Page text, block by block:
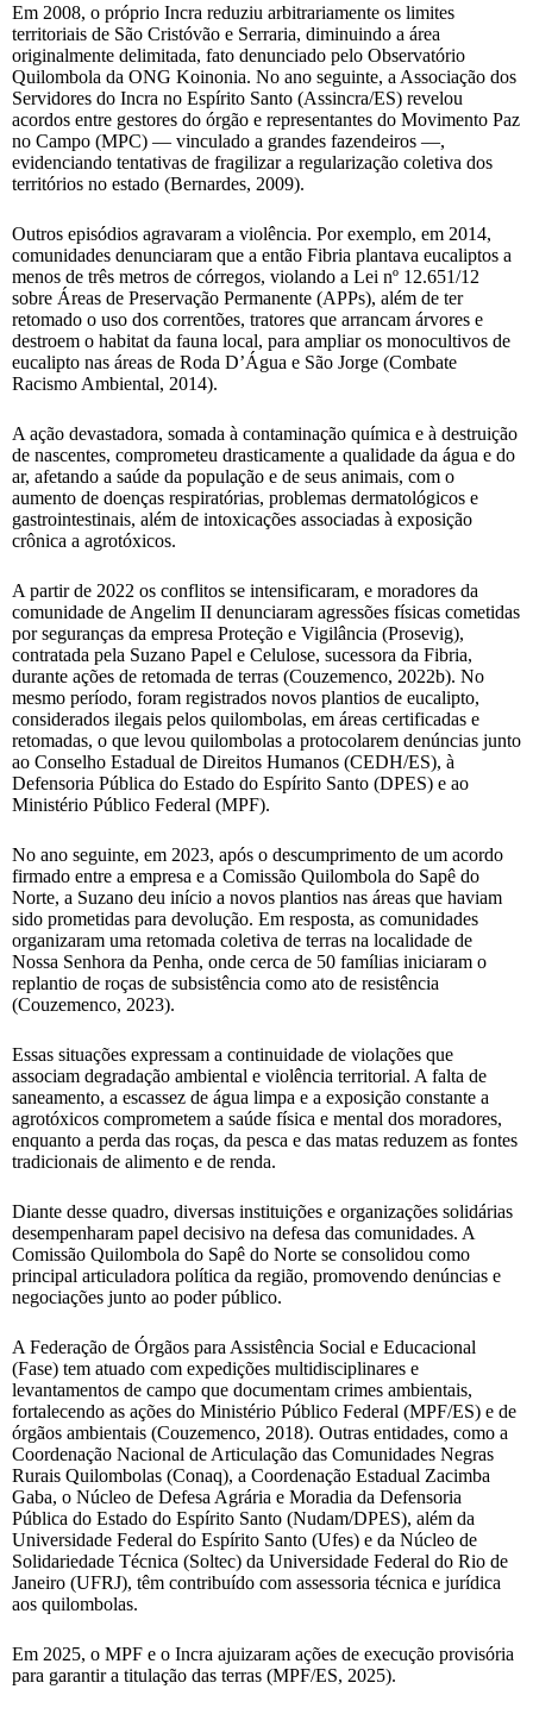
Em 2008, o próprio Incra reduziu arbitrariamente os limites
territoriais de São Cristóvão e Serraria, diminuindo a área
originalmente delimitada, fato denunciado pelo Observatório
Quilombola da ONG Koinonia. No ano seguinte, a Associação dos
Servidores do Incra no Espírito Santo (Assincra/ES) revelou
acordos entre gestores do órgão e representantes do Movimento Paz
no Campo (MPC) — vinculado a grandes fazendeiros —,
evidenciando tentativas de fragilizar a regularização coletiva dos
territórios no estado (Bernardes, 2009).
Outros episódios agravaram a violência. Por exemplo, em 2014,
comunidades denunciaram que a então Fibria plantava eucaliptos a
menos de três metros de córregos, violando a Lei nº 12.651/12
sobre Áreas de Preservação Permanente (APPs), além de ter
retomado o uso dos correntões, tratores que arrancam árvores e
destroem o habitat da fauna local, para ampliar os monocultivos de
eucalipto nas áreas de Roda D’Água e São Jorge (Combate
Racismo Ambiental, 2014).
A ação devastadora, somada à contaminação química e à destruição
de nascentes, comprometeu drasticamente a qualidade da água e do
ar, afetando a saúde da população e de seus animais, com o
aumento de doenças respiratórias, problemas dermatológicos e
gastrointestinais, além de intoxicações associadas à exposição
crônica a agrotóxicos.
A partir de 2022 os conflitos se intensificaram, e moradores da
comunidade de Angelim II denunciaram agressões físicas cometidas
por seguranças da empresa Proteção e Vigilância (Prosevig),
contratada pela Suzano Papel e Celulose, sucessora da Fibria,
durante ações de retomada de terras (Couzemenco, 2022b). No
mesmo período, foram registrados novos plantios de eucalipto,
considerados ilegais pelos quilombolas, em áreas certificadas e
retomadas, o que levou quilombolas a protocolarem denúncias junto
ao Conselho Estadual de Direitos Humanos (CEDH/ES), à
Defensoria Pública do Estado do Espírito Santo (DPES) e ao
Ministério Público Federal (MPF).
No ano seguinte, em 2023, após o descumprimento de um acordo
firmado entre a empresa e a Comissão Quilombola do Sapê do
Norte, a Suzano deu início a novos plantios nas áreas que haviam
sido prometidas para devolução. Em resposta, as comunidades
organizaram uma retomada coletiva de terras na localidade de
Nossa Senhora da Penha, onde cerca de 50 famílias iniciaram o
replantio de roças de subsistência como ato de resistência
(Couzemenco, 2023).
Essas situações expressam a continuidade de violações que
associam degradação ambiental e violência territorial. A falta de
saneamento, a escassez de água limpa e a exposição constante a
agrotóxicos comprometem a saúde física e mental dos moradores,
enquanto a perda das roças, da pesca e das matas reduzem as fontes
tradicionais de alimento e de renda.
Diante desse quadro, diversas instituições e organizações solidárias
desempenharam papel decisivo na defesa das comunidades. A
Comissão Quilombola do Sapê do Norte se consolidou como
principal articuladora política da região, promovendo denúncias e
negociações junto ao poder público.
A Federação de Órgãos para Assistência Social e Educacional
(Fase) tem atuado com expedições multidisciplinares e
levantamentos de campo que documentam crimes ambientais,
fortalecendo as ações do Ministério Público Federal (MPF/ES) e de
órgãos ambientais (Couzemenco, 2018). Outras entidades, como a
Coordenação Nacional de Articulação das Comunidades Negras
Rurais Quilombolas (Conaq), a Coordenação Estadual Zacimba
Gaba, o Núcleo de Defesa Agrária e Moradia da Defensoria
Pública do Estado do Espírito Santo (Nudam/DPES), além da
Universidade Federal do Espírito Santo (Ufes) e da Núcleo de
Solidariedade Técnica (Soltec) da Universidade Federal do Rio de
Janeiro (UFRJ), têm contribuído com assessoria técnica e jurídica
aos quilombolas.
Em 2025, o MPF e o Incra ajuizaram ações de execução provisória
para garantir a titulação das terras (MPF/ES, 2025).